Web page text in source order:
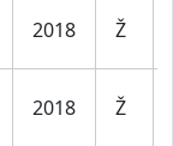
2018 Ž
2018 Ž